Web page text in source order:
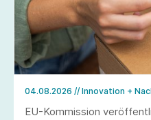
04.08.2026 // Innovation +
EU-Kommission